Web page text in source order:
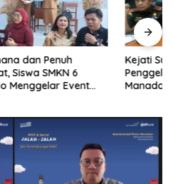
Kejati Sulut Bongkar Hasil
Penggeledahan di Unsrat
Manado, Temuannya